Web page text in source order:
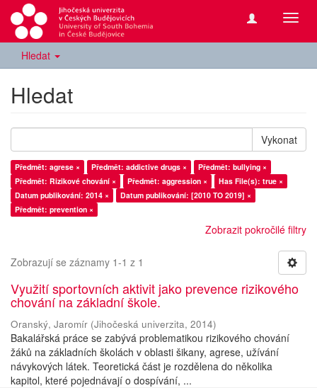
Hledat
Hledat
Vykonat
Předmět: agrese × Předmět: addictive drugs ×
Předmět: bullying ×
Předmět: Rizikové chování ×
Předmět: aggression ×
Has File(s): true ×
Datum publikování: 2014 ×
Datum publikování: [2010 TO 2019] ×
Předmět: prevention ×
Zobrazit pokročilé filtry
Zobrazují se záznamy 1-1 z 1
Využití sportovních aktivit jako prevence rizikového
chování na základní škole.
Oranský, Jaromír (Jihočeská univerzita, 2014)
Bakalářská práce se zabývá problematikou rizikového chování
žáků na základních školách v oblasti šikany, agrese, užívání
návykových látek. Teoretická část je rozdělena do několika
kapitol, které pojednávají o dospívání, ...